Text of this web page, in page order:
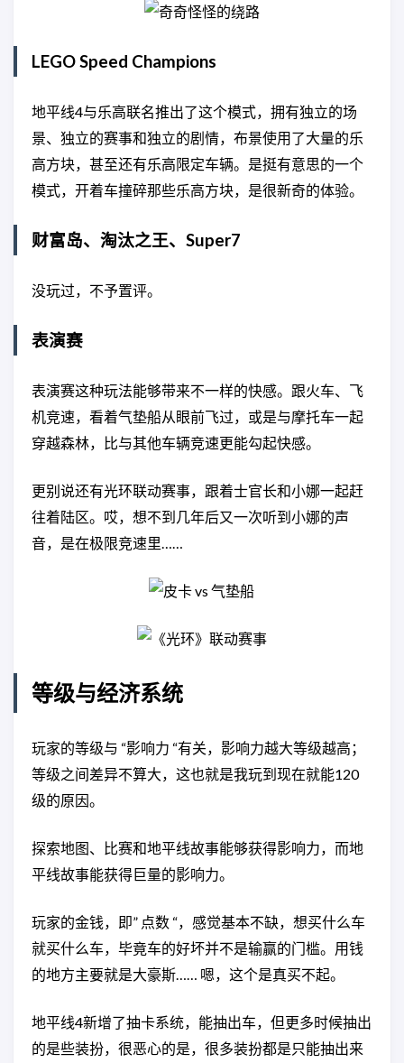
LEGO Speed Champions
地平线4与乐高联名推出了这个模式，拥有独立的场
景、独立的赛事和独立的剧情，布景使用了大量的乐
高方块，甚至还有乐高限定车辆。是挺有意思的一个
模式，开着车撞碎那些乐高方块，是很新奇的体验。
财富岛、淘汰之王、Super7
没玩过，不予置评。
表演赛
表演赛这种玩法能够带来不一样的快感。跟火车、飞
机竞速，看着气垫船从眼前飞过，或是与摩托车一起
穿越森林，比与其他车辆竞速更能勾起快感。
更别说还有光环联动赛事，跟着士官长和小娜一起赶
往着陆区。哎，想不到几年后又一次听到小娜的声
音，是在极限竞速里……
等级与经济系统
玩家的等级与 “影响力 “有关，影响力越大等级越高；
等级之间差异不算大，这也就是我玩到现在就能120
级的原因。
探索地图、比赛和地平线故事能够获得影响力，而地
平线故事能获得巨量的影响力。
玩家的金钱，即” 点数 “，感觉基本不缺，想买什么车
就买什么车，毕竟车的好坏并不是输赢的门槛。用钱
的地方主要就是大豪斯…… 嗯，这个是真买不起。
地平线4新增了抽卡系统，能抽出车，但更多时候抽出
的是些装扮，很恶心的是，很多装扮都是只能抽出来